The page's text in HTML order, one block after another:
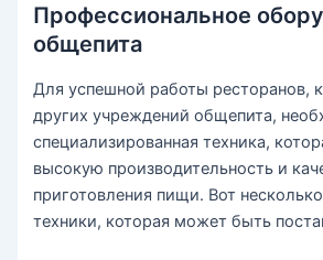
Профессиональное
общепита
Для успешной работы ресторанов,
других учреждений общепита,
специализированная техника,
высокую производительность и
приготовления пищи. Вот
техники, которая может быть